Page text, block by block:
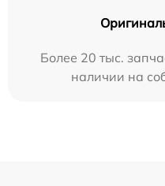
Более 20 тыс.
наличии на